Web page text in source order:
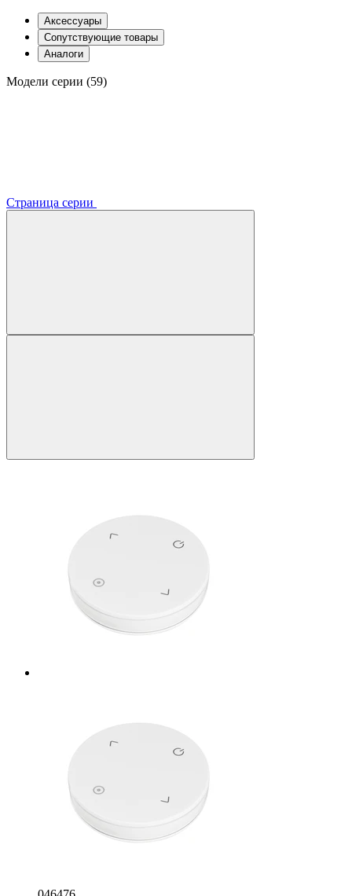
Аксессуары
Сопутствующие товары
Аналоги
Модели серии (59)
Страница серии